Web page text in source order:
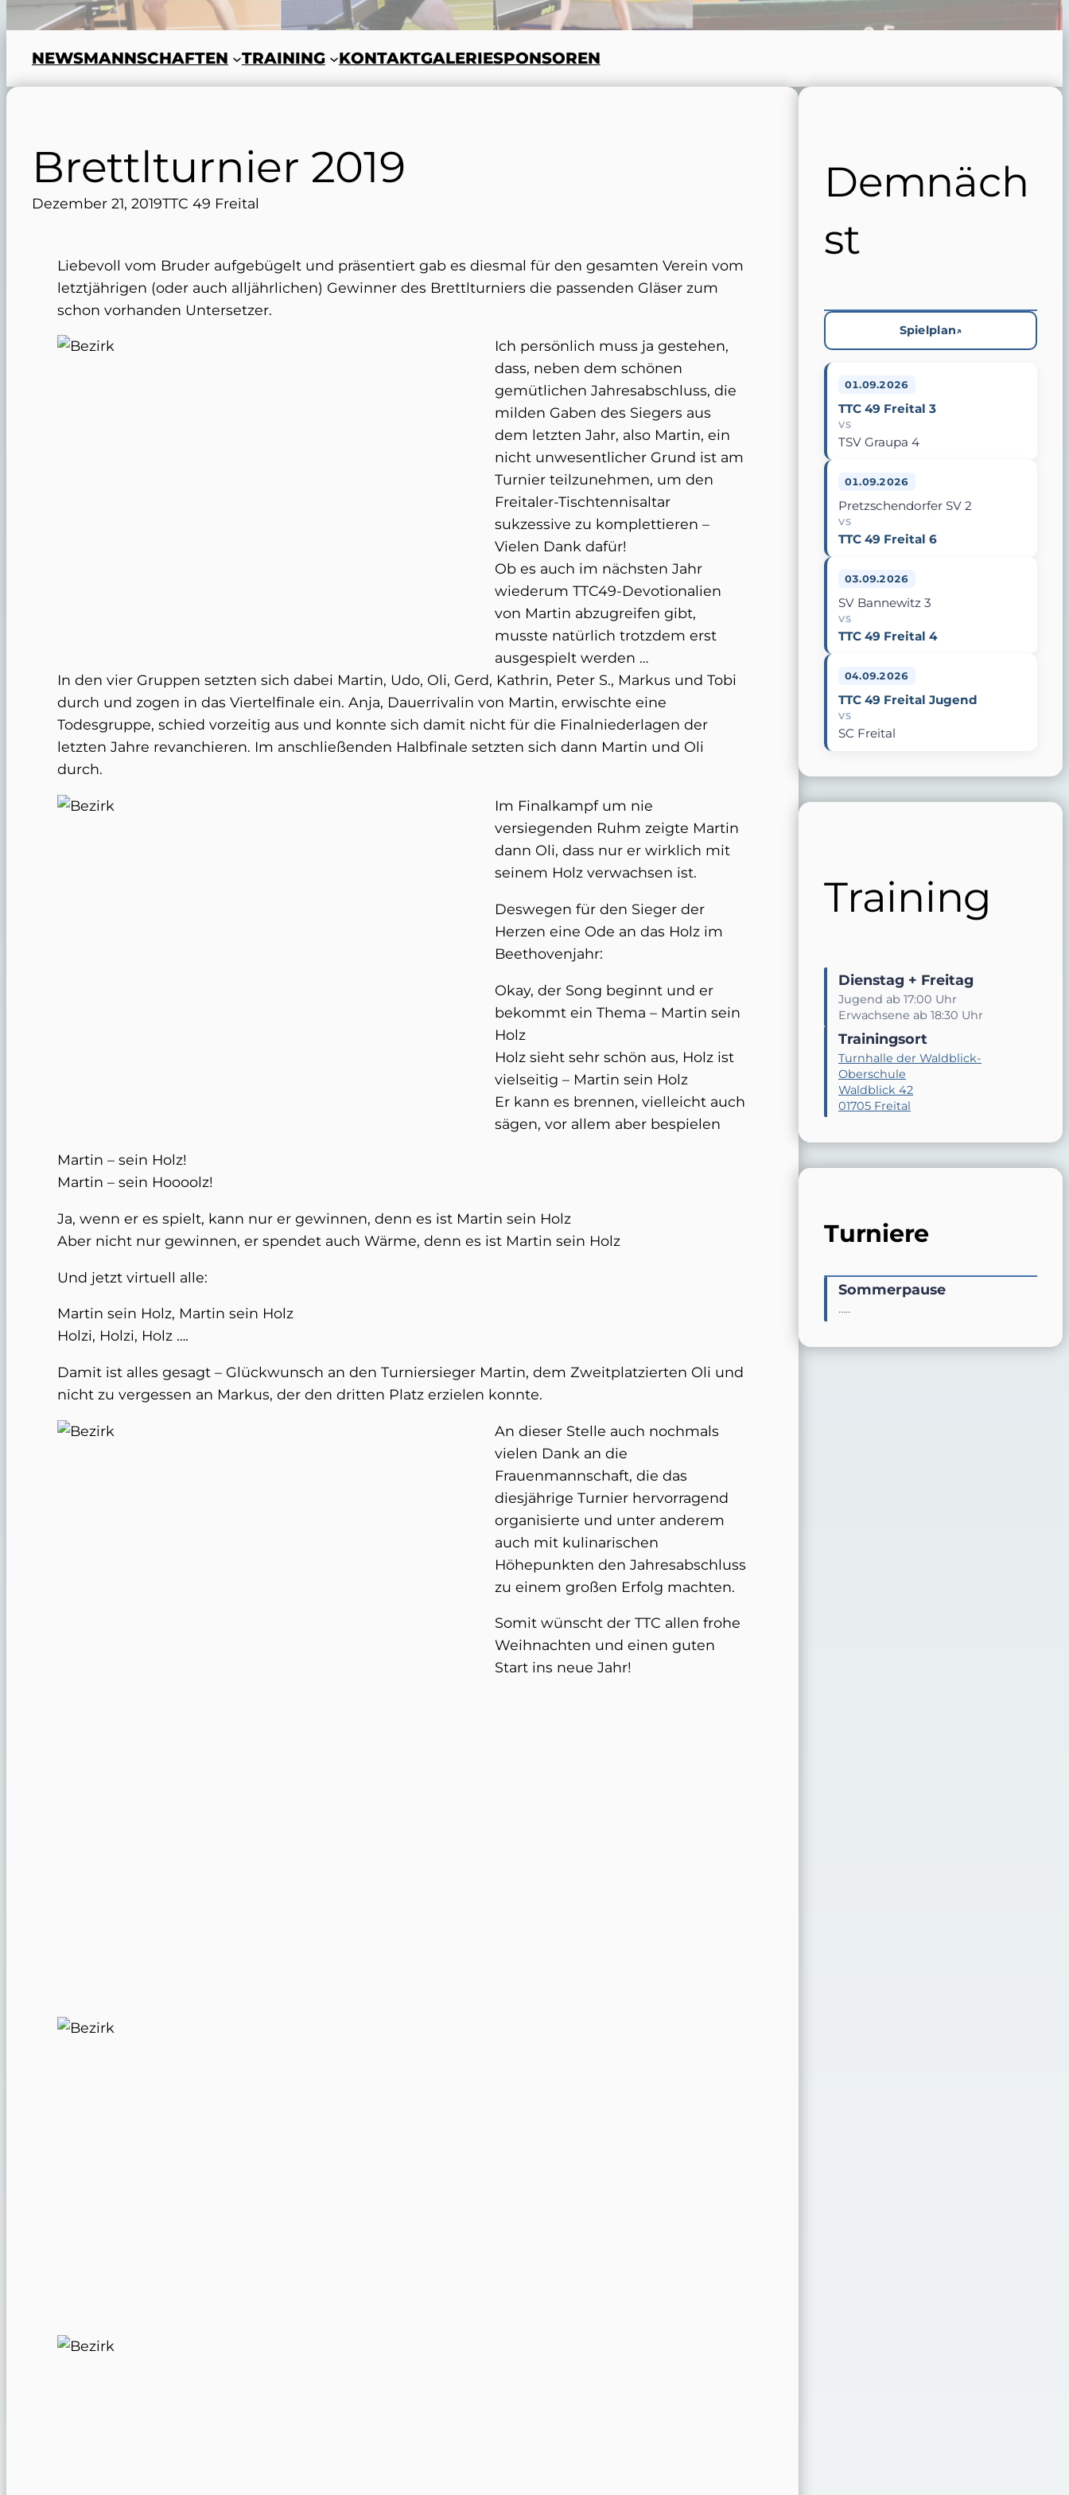
NEWSMANNSCHAFTEN TRAINING KONTAKTGALERIESPONSOREN
Brettlturnier 2019
Dezember 21, 2019TTC 49 Freital
Liebevoll vom Bruder aufgebügelt und präsentiert gab es diesmal für den gesamten Verein vom
letztjährigen (oder auch alljährlichen) Gewinner des Brettlturniers die passenden Gläser zum
schon vorhanden Untersetzer.
Ich persönlich muss ja gestehen,
dass, neben dem schönen
gemütlichen Jahresabschluss, die
milden Gaben des Siegers aus
dem letzten Jahr, also Martin, ein
nicht unwesentlicher Grund ist am
Turnier teilzunehmen, um den
Freitaler-Tischtennisaltar
sukzessive zu komplettieren –
Vielen Dank dafür!
Ob es auch im nächsten Jahr
wiederum TTC49-Devotionalien
von Martin abzugreifen gibt,
musste natürlich trotzdem erst
ausgespielt werden …
In den vier Gruppen setzten sich dabei Martin, Udo, Oli, Gerd, Kathrin, Peter S., Markus und Tobi
durch und zogen in das Viertelfinale ein. Anja, Dauerrivalin von Martin, erwischte eine
Todesgruppe, schied vorzeitig aus und konnte sich damit nicht für die Finalniederlagen der
letzten Jahre revanchieren. Im anschließenden Halbfinale setzten sich dann Martin und Oli
durch.
Im Finalkampf um nie
versiegenden Ruhm zeigte Martin
dann Oli, dass nur er wirklich mit
seinem Holz verwachsen ist.
Deswegen für den Sieger der
Herzen eine Ode an das Holz im
Beethovenjahr:
Okay, der Song beginnt und er
bekommt ein Thema – Martin sein
Holz
Holz sieht sehr schön aus, Holz ist
vielseitig – Martin sein Holz
Er kann es brennen, vielleicht auch
sägen, vor allem aber bespielen
Martin – sein Holz!
Martin – sein Hoooolz!
Ja, wenn er es spielt, kann nur er gewinnen, denn es ist Martin sein Holz
Aber nicht nur gewinnen, er spendet auch Wärme, denn es ist Martin sein Holz
Und jetzt virtuell alle:
Martin sein Holz, Martin sein Holz
Holzi, Holzi, Holz ….
Damit ist alles gesagt – Glückwunsch an den Turniersieger Martin, dem Zweitplatzierten Oli und
nicht zu vergessen an Markus, der den dritten Platz erzielen konnte.
An dieser Stelle auch nochmals
vielen Dank an die
Frauenmannschaft, die das
diesjährige Turnier hervorragend
organisierte und unter anderem
auch mit kulinarischen
Höhepunkten den Jahresabschluss
zu einem großen Erfolg machten.
Somit wünscht der TTC allen frohe
Weihnachten und einen guten
Start ins neue Jahr!
Demnäch
st
Spielplan
01.09.2026
TTC 49 Freital 3
VS
TSV Graupa 4
01.09.2026
Pretzschendorfer SV 2
VS
TTC 49 Freital 6
03.09.2026
SV Bannewitz 3
VS
TTC 49 Freital 4
04.09.2026
TTC 49 Freital Jugend
VS
SC Freital
Training
Dienstag + Freitag
Jugend ab 17:00 Uhr
Erwachsene ab 18:30 Uhr
Trainingsort
Turnhalle der Waldblick-
Oberschule
Waldblick 42
01705 Freital
Turniere
Sommerpause
…..